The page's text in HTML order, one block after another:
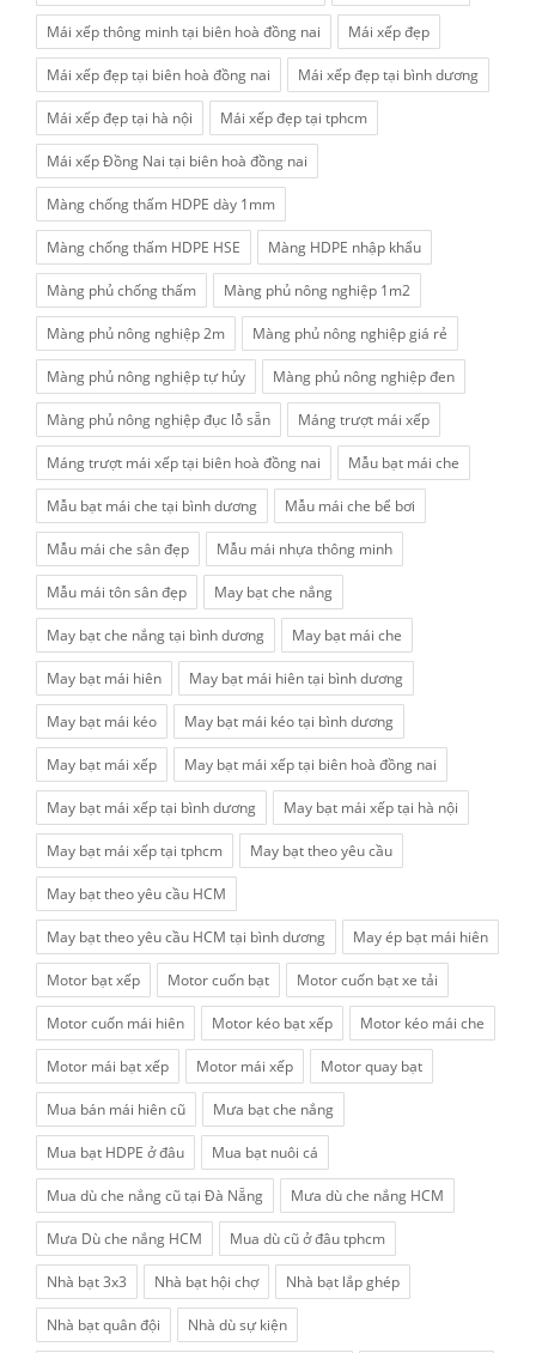
Mái xếp thông minh tại biên hoà đồng nai Mái xếp đẹp
Mái xếp đẹp tại biên hoà đồng nai Mái xếp đẹp tại bình dương
Mái xếp đẹp tại hà nội Mái xếp đẹp tại tphcm
Mái xếp Đồng Nai tại biên hoà đồng nai
Màng chống thấm HDPE dày 1mm
Màng chống thấm HDPE HSE Màng HDPE nhập khẩu
Màng phủ chống thấm Màng phủ nông nghiệp 1m2
Màng phủ nông nghiệp 2m Màng phủ nông nghiệp giá rẻ
Màng phủ nông nghiệp tự hủy Màng phủ nông nghiệp đen
Màng phủ nông nghiệp đục lỗ sẵn Máng trượt mái xếp
Máng trượt mái xếp tại biên hoà đồng nai Mẫu bạt mái che
Mẫu bạt mái che tại bình dương Mẫu mái che bể bơi
Mẫu mái che sân đẹp Mẫu mái nhựa thông minh
Mẫu mái tôn sân đẹp May bạt che nắng
May bạt che nắng tại bình dương May bạt mái che
May bạt mái hiên May bạt mái hiên tại bình dương
May bạt mái kéo May bạt mái kéo tại bình dương
May bạt mái xếp May bạt mái xếp tại biên hoà đồng nai
May bạt mái xếp tại bình dương May bạt mái xếp tại hà nội
May bạt mái xếp tại tphcm May bạt theo yêu cầu
May bạt theo yêu cầu HCM
May bạt theo yêu cầu HCM tại bình dương May ép bạt mái hiên
Motor bạt xếp Motor cuốn bạt Motor cuốn bạt xe tải
Motor cuốn mái hiên Motor kéo bạt xếp Motor kéo mái che
Motor mái bạt xếp Motor mái xếp Motor quay bạt
Mua bán mái hiên cũ Mưa bạt che nắng
Mua bạt HDPE ở đâu Mua bạt nuôi cá
Mua dù che nắng cũ tại Đà Nẵng Mưa dù che nắng HCM
Mưa Dù che nắng HCM Mua dù cũ ở đâu tphcm
Nhà bạt 3x3 Nhà bạt hội chợ Nhà bạt lắp ghép
Nhà bạt quân đội Nhà dù sự kiện